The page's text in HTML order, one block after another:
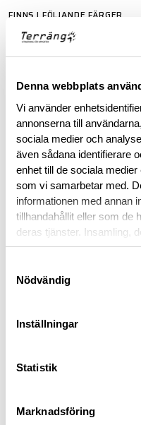
Denna webbplats
Vi använder
annonserna till
sociala medier och
även sådana identifierare
enhet till de sociala
som vi samarbetar med.
informationen med annan
tillhandahållit eller som de
deras tjänster. Insamling,
personuppgifter kan
Nödvändig
Inställningar
Statistik
Marknadsföring
FINNS I FÖLJANDE FÄRGER
BESKRIVNING
RECENSIONER
OM VARUMÄRKET
VAPENTILLBEHÖR